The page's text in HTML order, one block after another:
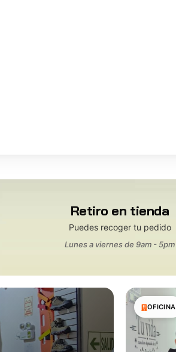
Retiro en tienda
Puedes recoger tu pedido
Lunes a viernes de 9am - 5pm
OFICINA